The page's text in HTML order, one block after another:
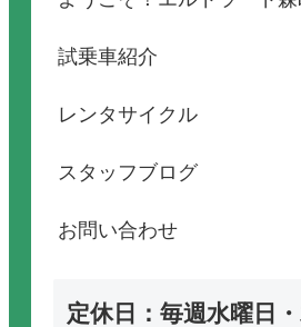
試乗車紹介
レンタサイクル
スタッフブログ
お問い合わせ
定休日：毎週水曜日